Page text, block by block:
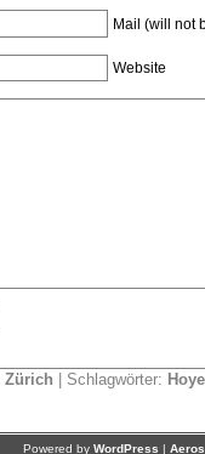
Mail (will not
Website
Zürich | Schlagwörter:
Powered by WordPress |